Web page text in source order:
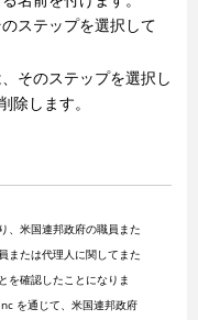
ステップを選択して
そのステップを選択し
除します。
、米国連邦政府の職員また
または代理人に関してまた
を確認したことになりま
を通じて、米国連邦政府